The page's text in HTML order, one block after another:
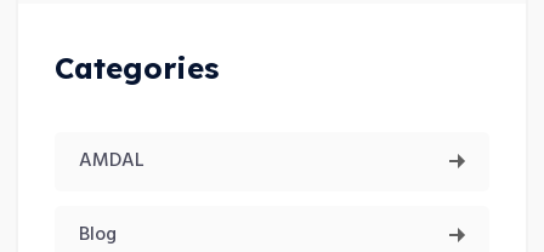
Categories
AMDAL
Blog